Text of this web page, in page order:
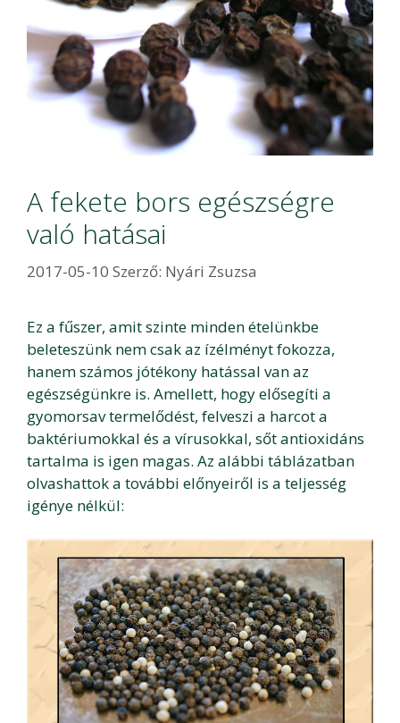
A fekete bors egészségre
való hatásai
2017-05-10 Szerző: Nyári Zsuzsa
Ez a fűszer, amit szinte minden ételünkbe
beleteszünk nem csak az ízélményt fokozza,
hanem számos jótékony hatással van az
egészségünkre is. Amellett, hogy elősegíti a
gyomorsav termelődést, felveszi a harcot a
baktériumokkal és a vírusokkal, sőt antioxidáns
tartalma is igen magas. Az alábbi táblázatban
olvashattok a további előnyeiről is a teljesség
igénye nélkül: